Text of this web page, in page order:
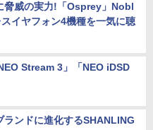
脅威の実力!「Osprey」Nobl
イヤフォン4機種を一気に聴
Stream 3」「NEO iDSD
ランドに進化するSHANLING